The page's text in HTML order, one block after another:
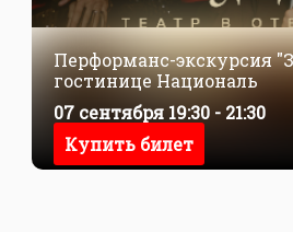
Перформанс-экскурсия
гостинице Националь
07 сентября 19:30 - 21:30
Купить билет